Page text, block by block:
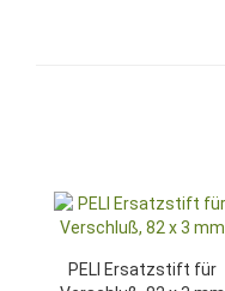
PELI Ersatzstift für